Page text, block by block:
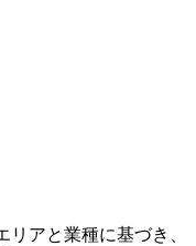
アと業種に基づき、